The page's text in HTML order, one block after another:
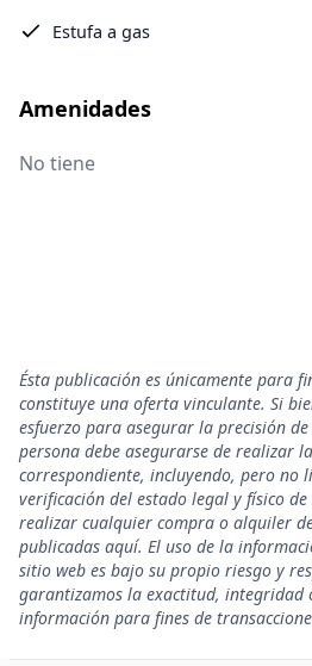
Estufa a gas
Amenidades
No tiene
Ésta publicación es únicamente para
constituye una oferta vinculante. Si
esfuerzo para asegurar la precisión
persona debe asegurarse de realizar
correspondiente, incluyendo, pero no
verificación del estado legal y físico
realizar cualquier compra o alquiler
publicadas aquí. El uso de la
sitio web es bajo su propio riesgo y
garantizamos la exactitud, integridad
información para fines de